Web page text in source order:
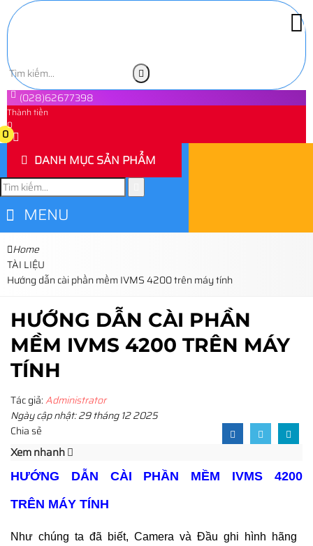
(028)62677398
Thành tiền
0
0
DANH MỤC SẢN PHẨM
MENU
Home
TÀI LIỆU
Hướng dẫn cài phần mềm IVMS 4200 trên máy tính
HƯỚNG DẪN CÀI PHẦN
MỀM IVMS 4200 TRÊN MÁY
TÍNH
Tác giả:Administrator
Ngày cập nhật: 29 tháng 12 2025
Chia sẻ
Xem nhanh
HƯỚNG DẪN CÀI PHẦN MỀM IVMS 4200
TRÊN MÁY TÍNH
Như chúng ta đã biết, Camera và Đầu ghi hình hãng